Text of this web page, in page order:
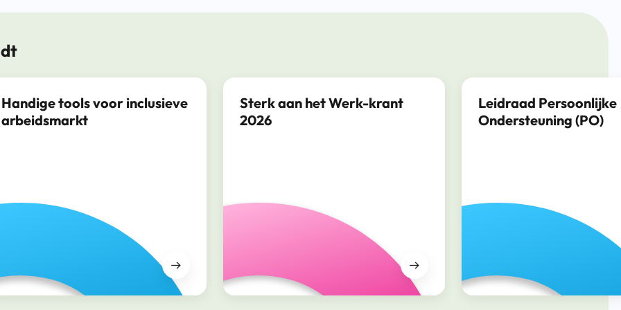
Handige tools voor inclusieve
arbeidsmarkt
Sterk aan het Werk-krant
2026
Leidraad Persoonlijke
Ondersteuning (PO)